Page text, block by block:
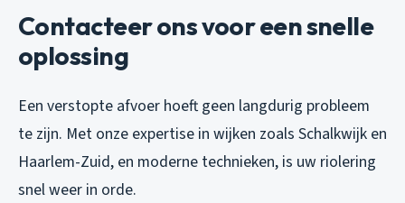
Contacteer ons voor een snelle
oplossing
Een verstopte afvoer hoeft geen langdurig probleem
te zijn. Met onze expertise in wijken zoals Schalkwijk en
Haarlem-Zuid, en moderne technieken, is uw riolering
snel weer in orde.